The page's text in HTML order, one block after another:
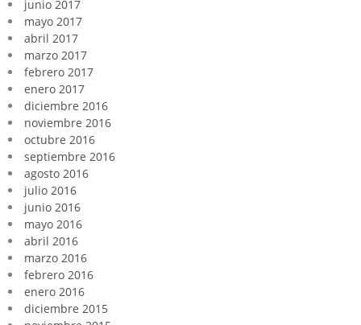
junio 2017
mayo 2017
abril 2017
marzo 2017
febrero 2017
enero 2017
diciembre 2016
noviembre 2016
octubre 2016
septiembre 2016
agosto 2016
julio 2016
junio 2016
mayo 2016
abril 2016
marzo 2016
febrero 2016
enero 2016
diciembre 2015